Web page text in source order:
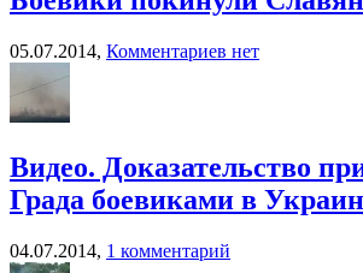
05.07.2014, Комментариев нет
Видео. Доказательство
Града боевиками в
04.07.2014, 1 комментарий